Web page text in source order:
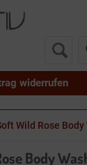
widerrufen
Wild Rose Body
Body